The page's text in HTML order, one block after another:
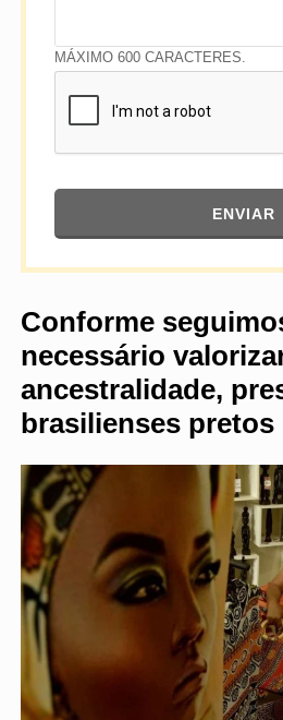
MÁXIMO 600 CARACTERES.
ENVIAR
Conforme
necessário
ancestralidade,
brasilienses pretos